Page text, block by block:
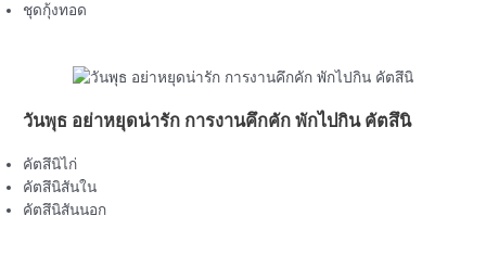
ชุดกุ้งทอด
วันพุธ อย่าหยุดน่ารัก การงานคึกคัก พักไปกิน คัตสึนิ
คัตสึนิไก่
คัตสึนิสันใน
คัตสึนิสันนอก